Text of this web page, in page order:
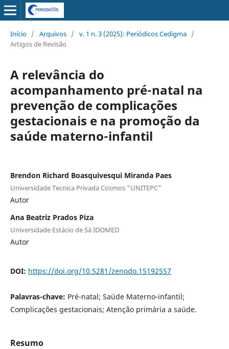
Início / Arquivos / v. 1 n. 3 (2025): Periódicos Cedigma /
Artigos de Revisão
A relevância do
acompanhamento pré-natal na
prevenção de complicações
gestacionais e na promoção da
saúde materno-infantil
Brendon Richard Boasquivesqui Miranda Paes
Universidade Tecnica Privada Cosmos "UNITEPC"
Autor
Ana Beatriz Prados Piza
Universidade Estácio de Sá IDOMED
Autor
DOI: https://doi.org/10.5281/zenodo.15192557
Palavras-chave: Pré-natal; Saúde Materno-infantil;
Complicações gestacionais; Atenção primária a saúde.
Resumo